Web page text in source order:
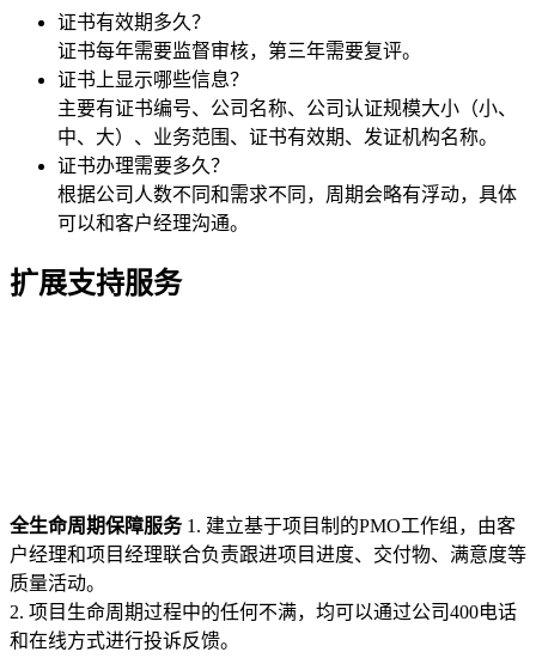
证书有效期多久？
证书每年需要监督审核，第三年需要复评。
证书上显示哪些信息？
主要有证书编号、公司名称、公司认证规模大小（小、
中、大）、业务范围、证书有效期、发证机构名称。
证书办理需要多久？
根据公司人数不同和需求不同，周期会略有浮动，具体
可以和客户经理沟通。
扩展支持服务
全生命周期保障服务1. 建立基于项目制的PMO工作组，由客
户经理和项目经理联合负责跟进项目进度、交付物、满意度等
质量活动。
2. 项目生命周期过程中的任何不满，均可以通过公司400电话
和在线方式进行投诉反馈。